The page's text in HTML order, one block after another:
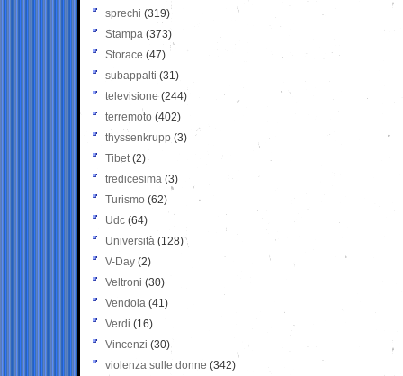
sprechi (319)
Stampa (373)
Storace (47)
subappalti (31)
televisione(244)
terremoto (402)
thyssenkrupp (3)
Tibet(2)
tredicesima (3)
Turismo (62)
Udc (64)
Università (128)
V-Day (2)
Veltroni (30)
Vendola (41)
Verdi (16)
Vincenzi (30)
violenza sulle donne (342)